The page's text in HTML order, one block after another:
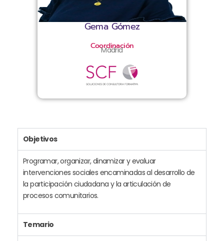
Gema Gómez
Coordinación
Madrid
Objetivos
Programar, organizar, dinamizar y evaluar
intervenciones sociales encaminadas al desarrollo de
la participación ciudadana y la articulación de
procesos comunitarios.
Temario